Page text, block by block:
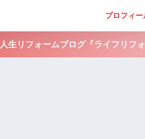
プロフィー
人生リフォームブログ『ライフリフォ